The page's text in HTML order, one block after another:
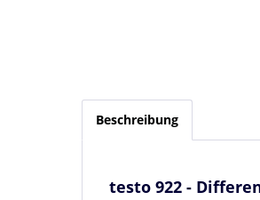
Beschreibung
testo 922 -